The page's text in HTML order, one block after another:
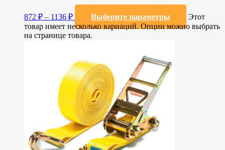
872 ₽ – 1136 ₽ Выберите параметры
Этот
товар имеет несколько вариаций. Опции можно выбрать
на странице товара.